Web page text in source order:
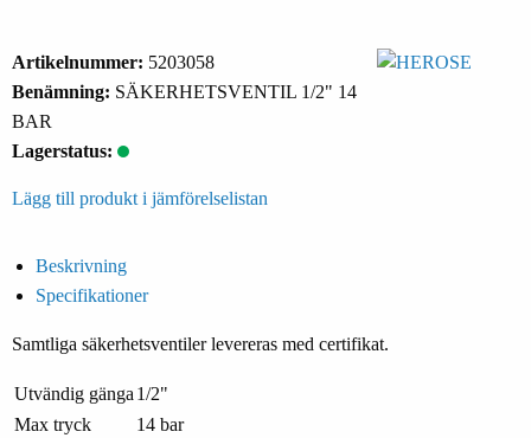
Artikelnummer: 5203058
Benämning: SÄKERHETSVENTIL 1/2" 14
BAR
Lagerstatus:
Lägg till produkt i jämförelselistan
Beskrivning
Specifikationer
Samtliga säkerhetsventiler levereras med certifikat.
Utvändig gänga 1/2"
Max tryck
14 bar